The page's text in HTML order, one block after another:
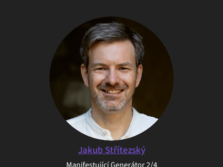
Jakub Střítezský
Manifestující Generátor 2/4